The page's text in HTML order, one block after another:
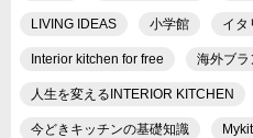
LIVING IDEAS 小学館 イタ
Interior kitchen for free 海外ブラ
人生を変えるINTERIOR KITCHEN
今どきキッチンの基礎知識